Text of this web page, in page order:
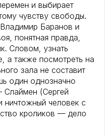
и выбирает
чувству свободы.
Баранов и
понятная правда,
Словом, узнать
а также посмотреть на
зала не составит
один однозначно
Слаймен (Сергей
ничтожный человек с
кроликов — дело